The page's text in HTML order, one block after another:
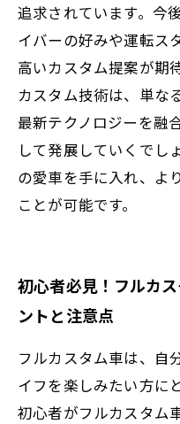
追求されています。今
イバーの好みや運転ス
高いカスタム提案が期
カスタム技術は、単な
最新テクノロジーを融
して発展していくでし
の愛車を手に入れ、よ
ことが可能です。
初心者必見！フルカ
ントと注意点
フルカスタム車は、自
イフを楽しみたい方に
初心者がフルカスタム